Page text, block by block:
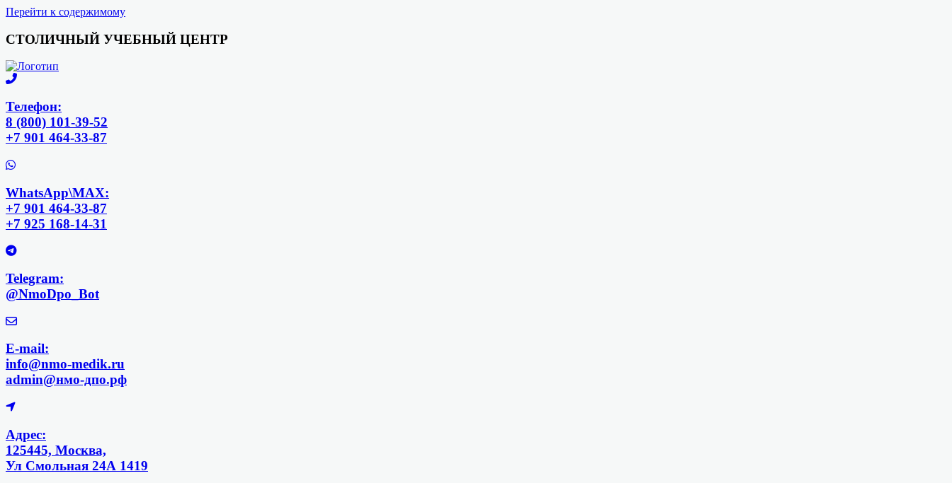
Перейти к содержимому
СТОЛИЧНЫЙ УЧЕБНЫЙ ЦЕНТР
Телефон:
8 (800) 101-39-52
+7 901 464-33-87
WhatsApp\MAX:
+7 901 464-33-87
+7 925 168-14-31
Telegram:
@NmoDpo_Bot
E-mail:
info@nmo-medik.ru
admin@нмо-дпо.рф
Адрес:
125445, Москва,
Ул Смольная 24А 1419